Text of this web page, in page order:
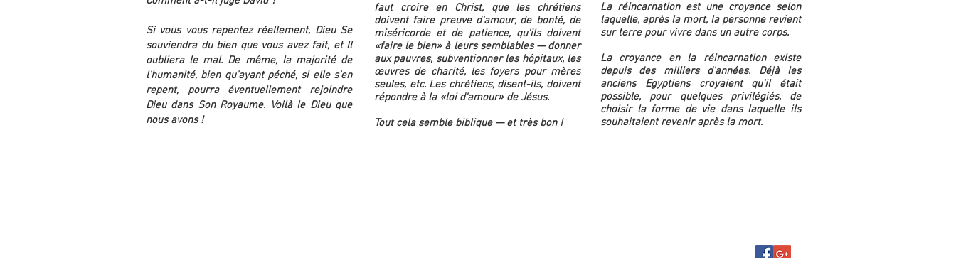
Si vous vous repentez réellement, Dieu Se
souviendra du bien que vous avez fait, et Il
oubliera le mal. De même, la majorité de
l'humanité, bien qu'ayant péché, si elle s'en
repent, pourra éventuellement rejoindre
Dieu dans Son Royaume. Voilà le Dieu que
nous avons !
faut croire en Christ, que les chrétiens
doivent faire preuve d'amour, de bonté, de
miséricorde et de patience, qu'ils doivent
«faire le bien» à leurs semblables — donner
aux pauvres, subventionner les hôpitaux, les
œuvres de charité, les foyers pour mères
seules, etc. Les chrétiens, disent-ils, doivent
répondre à la «loi d'amour» de Jésus.
Tout cela semble biblique — et très bon !
La réincarnation est une croyance selon
laquelle, après la mort, la personne revient
sur terre pour vivre dans un autre corps.
La croyance en la réincarnation existe
depuis des milliers d'années. Déjà les
anciens Egyptiens croyaient qu'il était
possible, pour quelques privilégiés, de
choisir la forme de vie dans laquelle ils
souhaitaient revenir après la mort.